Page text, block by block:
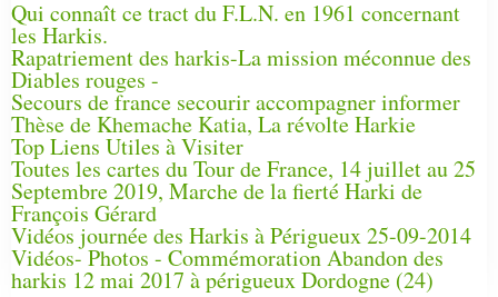
Qui connaît ce tract du F.L.N. en 1961 concernant
les Harkis.
Rapatriement des harkis-La mission méconnue des
Diables rouges -
Secours de france secourir accompagner informer
Thèse de Khemache Katia, La révolte Harkie
Top Liens Utiles à Visiter
Toutes les cartes du Tour de France, 14 juillet au 25
Septembre 2019, Marche de la fierté Harki de
François Gérard
Vidéos journée des Harkis à Périgueux 25-09-2014
Vidéos- Photos - Commémoration Abandon des
harkis 12 mai 2017 à périgueux Dordogne (24)